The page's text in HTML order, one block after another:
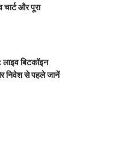
और पूरा
बिटकॉइन
निवेश से पहले जानें